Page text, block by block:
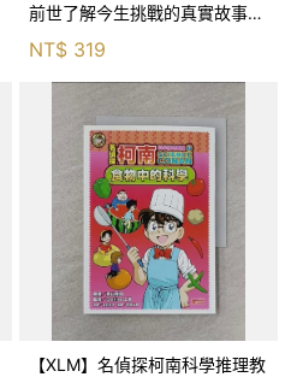
前世了解今生挑戰的真實故事_
羅伯特．舒
NT$ 319
【XLM】名偵探柯南科學推理教